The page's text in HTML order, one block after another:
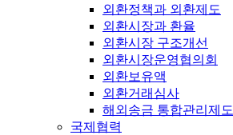
외환정책과 외환제도
외환시장과 환율
외환시장 구조개선
외환시장운영협의회
외환보유액
외환거래심사
해외송금 통합관리제도
국제협력